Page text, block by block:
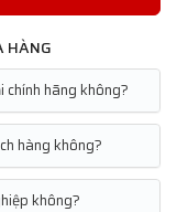
HÀNG
chính hãng không?
hàng không?
không?